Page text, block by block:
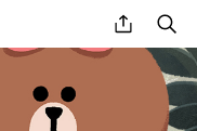
share